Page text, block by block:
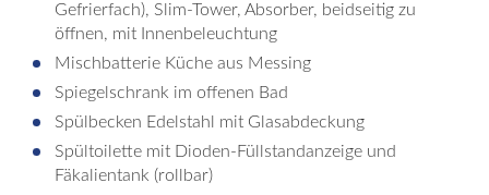
Gefrierfach), Slim-Tower, Absorber, beidseitig zu
öffnen, mit Innenbeleuchtung
Mischbatterie Küche aus Messing
Spiegelschrank im offenen Bad
Spülbecken Edelstahl mit Glasabdeckung
Spültoilette mit Dioden-Füllstandanzeige und
Fäkalientank (rollbar)